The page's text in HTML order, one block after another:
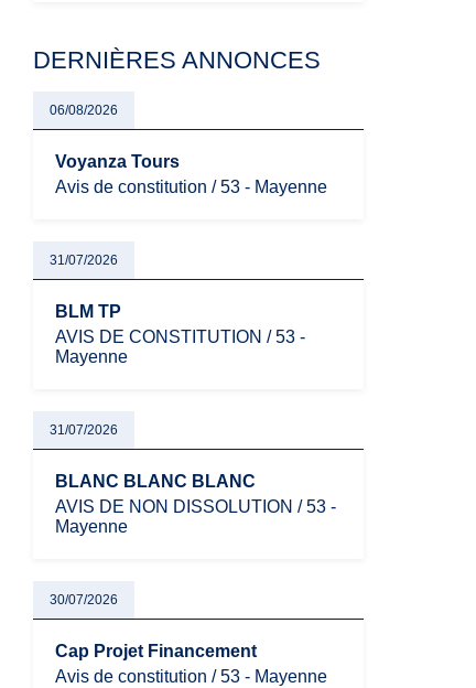
évoluent dans un contexte de contrôle
oblige les indépendants à rester
particulièrement vigilants.
DERNIÈRES ANNONCES
06/08/2026
Voyanza Tours
Avis de constitution / 53 - Mayenne
31/07/2026
BLM TP
AVIS DE CONSTITUTION / 53 -
Mayenne
31/07/2026
BLANC BLANC BLANC
AVIS DE NON DISSOLUTION / 53 -
Mayenne
30/07/2026
Cap Projet Financement
Avis de constitution / 53 - Mayenne